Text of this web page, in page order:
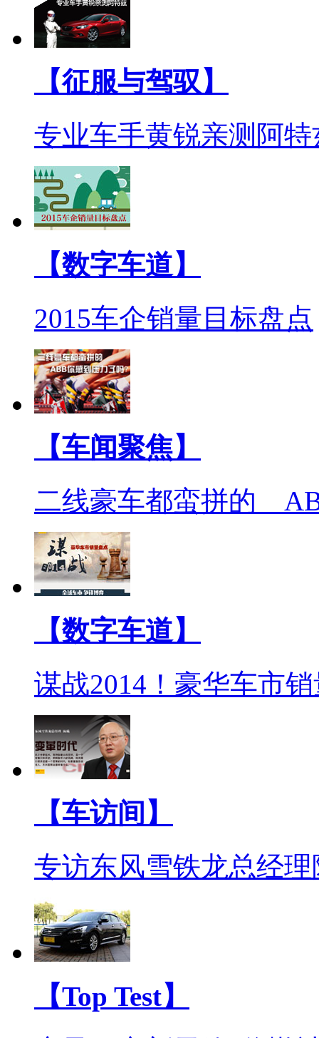
【征服与驾驭】
专业车手黄锐亲测阿特
【数字车道】
2015车企销量目标盘点
【车闻聚焦】
二线豪车都蛮拼的
【数字车道】
谋战2014！豪华车市
【车访间】
专访东风雪铁龙总经
【Top Test】